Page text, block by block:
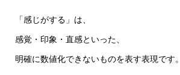
「感じがする」は、
感覚・印象・直感といった、
明確に数値化できないものを表す表現です。